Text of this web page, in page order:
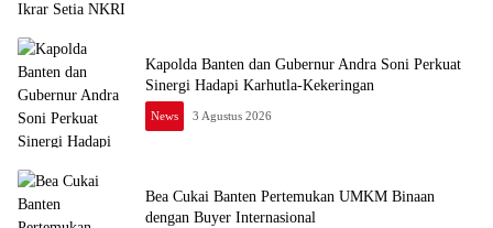
Kapolda Banten dan Gubernur Andra Soni Perkuat
Sinergi Hadapi Karhutla-Kekeringan
News 3 Agustus 2026
Bea Cukai Banten Pertemukan UMKM Binaan
dengan Buyer Internasional